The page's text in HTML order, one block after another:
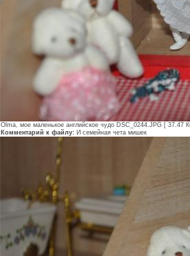
Olma, мое маленькое английское чудо DSC_0244.JPG [ 37.47
Комментарий к файлу: И семейная чета мишек